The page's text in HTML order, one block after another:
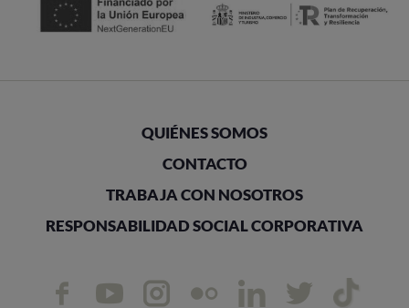
QUIÉNES SOMOS
CONTACTO
TRABAJA CON NOSOTROS
RESPONSABILIDAD SOCIAL CORPORATIVA